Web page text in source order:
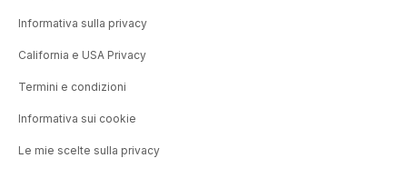
Informativa sulla privacy
California e USA Privacy
Termini e condizioni
Informativa sui cookie
Le mie scelte sulla privacy